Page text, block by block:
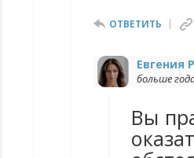
ОТВЕТИТЬ
Евгения
больше
Вы